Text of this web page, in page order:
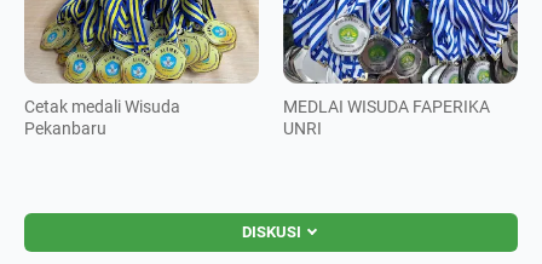
Cetak medali Wisuda
Pekanbaru
MEDLAI WISUDA FAPERIKA
UNRI
DISKUSI